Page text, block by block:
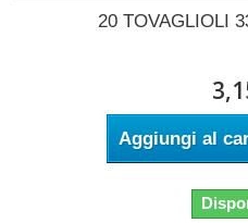
20 TOVAGLIOLI
Aggiungi al